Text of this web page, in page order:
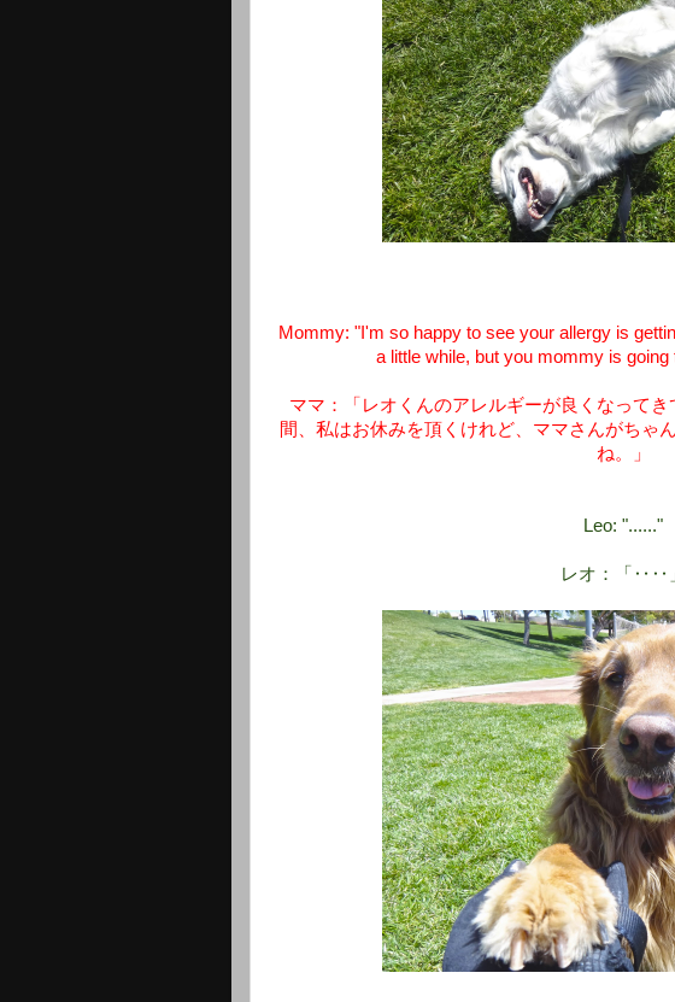
Mommy: "I'm so happy to see your allergy is
a little while, but you mommy is
ママ：「レオくんのアレルギーが良くなって
間、私はお休みを頂くけれど、ママさんがちゃ
ね。」
Leo: "......"
レオ：「‥‥